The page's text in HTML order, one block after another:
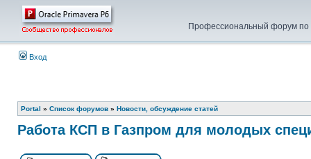
Профессиональный форум по
Вход
Portal » Список форумов » Новости, обсуждение статей
Работа КСП в Газпром для молодых